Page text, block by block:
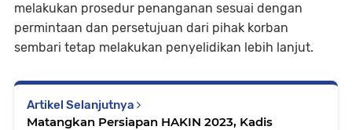
melakukan prosedur penanganan sesuai dengan
permintaan dan persetujuan dari pihak korban
sembari tetap melakukan penyelidikan lebih lanjut.
Artikel Selanjutnya
Matangkan Persiapan HAKIN 2023, Kadis